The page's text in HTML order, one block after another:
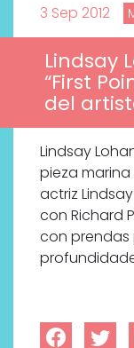
3 Sep 2012
Lindsay
“First
del
Lindsay
pieza marina
actriz
con Richard
con prendas